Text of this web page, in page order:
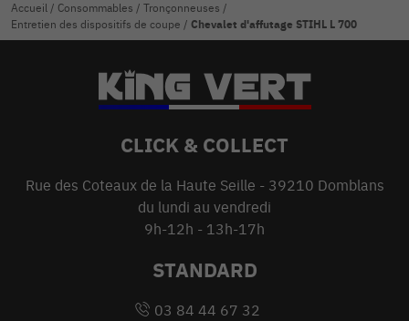
Accueil / Consommables / Tronçonneuses /
Entretien des dispositifs de coupe / Chevalet d'affutage STIHL L 700
CLICK & COLLECT
Rue des Coteaux de la Haute Seille - 39210 Domblans
du lundi au vendredi
9h-12h - 13h-17h
STANDARD
03 84 44 67 32